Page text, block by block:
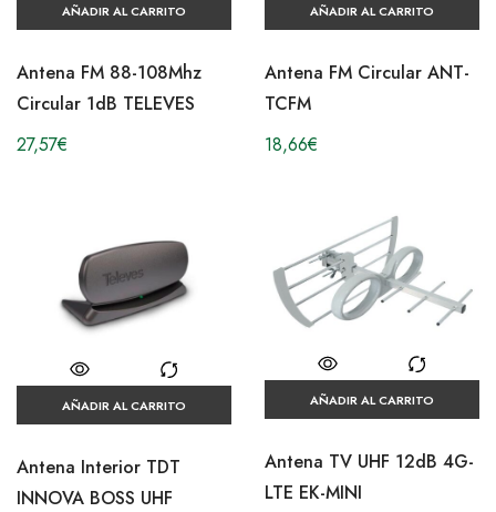
AÑADIR AL CARRITO
Antena FM 88-108Mhz
Circular 1dB TELEVES
27,57€
AÑADIR AL CARRITO
Antena FM Circular ANT-
TCFM
18,66€
AÑADIR AL CARRITO
Antena Interior TDT
INNOVA BOSS UHF
AÑADIR AL CARRITO
Antena TV UHF 12dB 4G-
LTE EK-MINI